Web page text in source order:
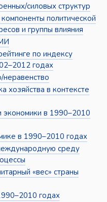
силовых структур
политической
и группы влияния
по индексу
годах
неравенство
хозяйства в контексте
экономики в 1990–2010
в 1990–2010 годах
среду
«вес» страны
годах